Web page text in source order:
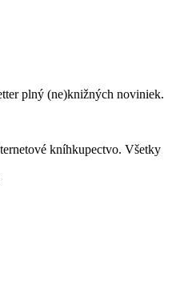
plný (ne)knižných noviniek.
kníhkupectvo. Všetky